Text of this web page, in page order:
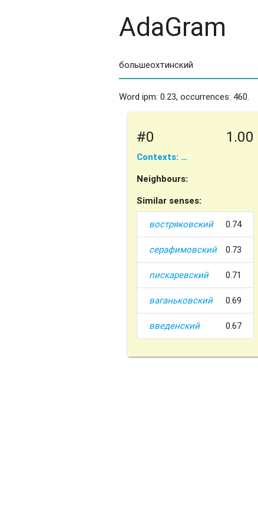
AdaGram
Word ipm: 0.23, occurrences: 460.
#0 1.00
Contexts: …
Neighbours:
Similar senses:
востряковский 0.74
серафимовский 0.73
пискаревский 0.71
ваганьковский 0.69
введенский 0.67